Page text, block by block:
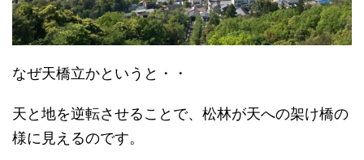
なぜ天橋立かというと・・
天と地を逆転させることで、松林が天への架け橋の
様に見えるのです。